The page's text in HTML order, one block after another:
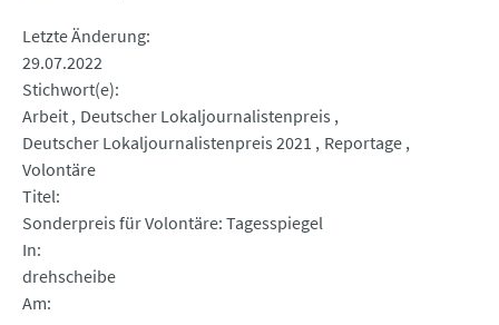
Letzte Änderung
29.07.2022
Stichwort(e)
Arbeit Deutscher Lokaljournalistenpreis
Deutscher Lokaljournalistenpreis 2021
Reportage
Volontäre
Titel
Sonderpreis für Volontäre: Tagesspiegel
In
drehscheibe
Am